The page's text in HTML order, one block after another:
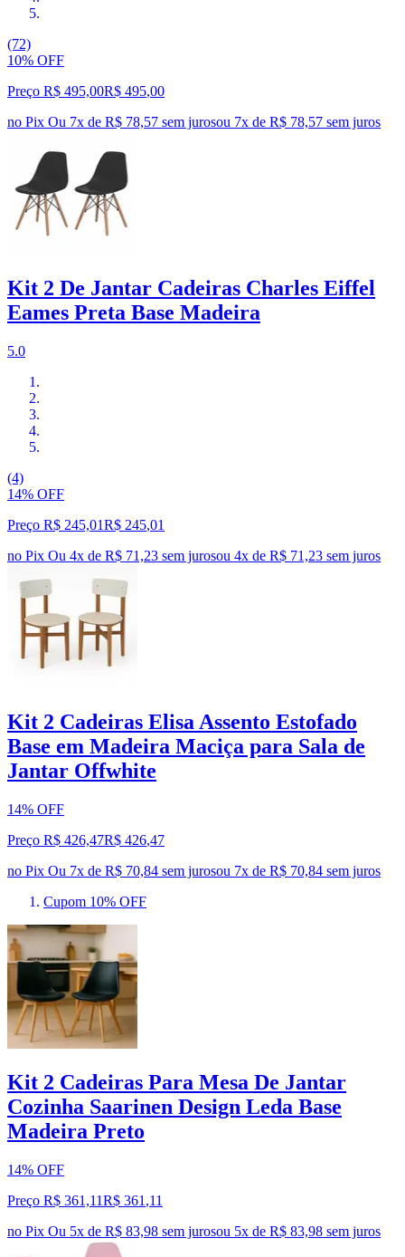
(72)
10% OFF
Preço R$ 495,00R$ 495,00
no Pix Ou 7x de R$ 78,57 sem jurosou 7x de R$ 78,57 sem juros
Kit 2 De Jantar Cadeiras Charles Eiffel
Eames Preta Base Madeira
5.0
(4)
14% OFF
Preço R$ 245,01R$ 245,01
no Pix Ou 4x de R$ 71,23 sem jurosou 4x de R$ 71,23 sem juros
Kit 2 Cadeiras Elisa Assento Estofado
Base em Madeira Maciça para Sala de
Jantar Offwhite
14% OFF
Preço R$ 426,47R$ 426,47
no Pix Ou 7x de R$ 70,84 sem jurosou 7x de R$ 70,84 sem juros
Cupom 10% OFF
Kit 2 Cadeiras Para Mesa De Jantar
Cozinha Saarinen Design Leda Base
Madeira Preto
14% OFF
Preço R$ 361,11R$ 361 ,11
no Pix Ou 5x de R$ 83,98 sem jurosou 5x de R$ 83,98 sem juros